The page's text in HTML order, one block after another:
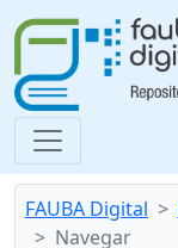
FAUBA Digital
Navegar